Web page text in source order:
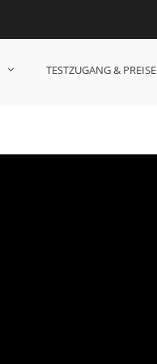
TESTZUGANG & PREISE